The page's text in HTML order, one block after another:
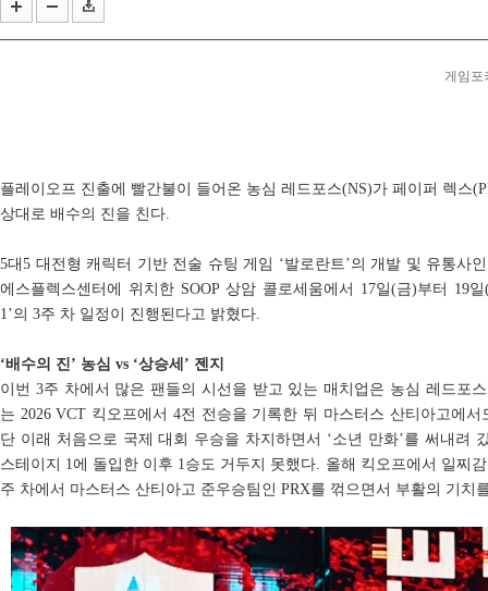
게임포
플레이오프 진출에 빨간불이 들어온 농심 레드포스(NS)가 페이퍼 렉스
상대로 배수의 진을 친다.
5대5 대전형 캐릭터 기반 전술 슈팅 게임 ‘발로란트’의 개발 및 유통사
에스플렉스센터에 위치한 SOOP 상암 콜로세움에서 17일(금)부터 19
1’의 3주 차 일정이 진행된다고 밝혔다.
‘배수의 진’ 농심 vs ‘상승세’ 젠지
이번 3주 차에서 많은 팬들의 시선을 받고 있는 매치업은 농심 레드포
는 2026 VCT 킥오프에서 4전 전승을 기록한 뒤 마스터스 산티아고에
단 이래 처음으로 국제 대회 우승을 차지하면서 ‘소년 만화’를 써내려
스테이지 1에 돌입한 이후 1승도 거두지 못했다. 올해 킥오프에서 일찌
주 차에서 마스터스 산티아고 준우승팀인 PRX를 꺾으면서 부활의 기치